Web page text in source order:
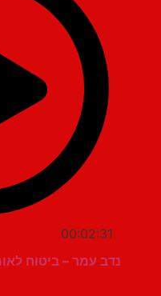
00:02:31
נדב עמר – ביטוח לאומי ☺️